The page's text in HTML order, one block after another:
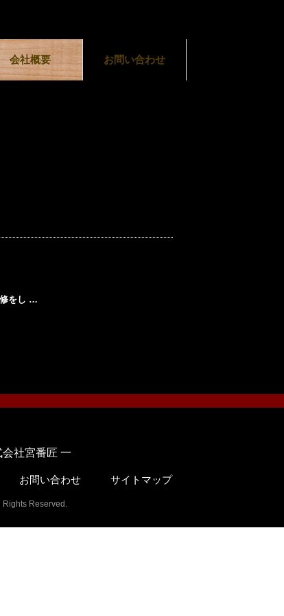
会社概要 お問い合わせ
修をし …
社宮番匠 一
お問い合わせ サイトマップ
Rights Reserved.